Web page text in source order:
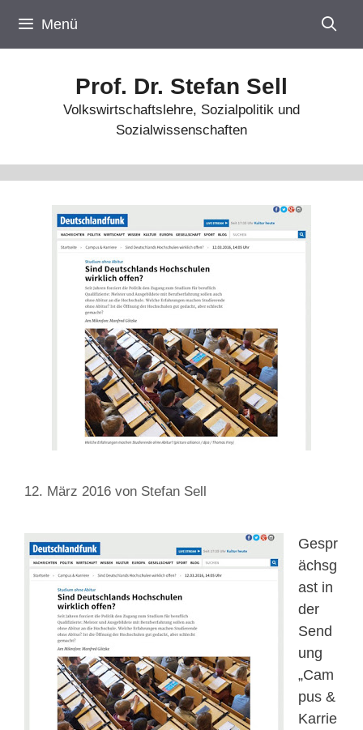
Inhalt
springen
Menü
Prof. Dr. Stefan Sell
Volkswirtschaftslehre, Sozialpolitik und
Sozialwissenschaften
12. März 2016 von Stefan Sell
Gespr
ächsg
ast in
der
Send
ung
„Cam
pus &
Karrie